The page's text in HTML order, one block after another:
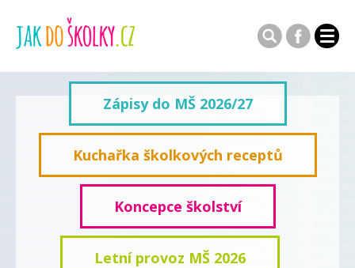
Zápisy do MŠ 2026/27
Kuchařka školkových receptů
Koncepce školství
Letní provoz MŠ 2026